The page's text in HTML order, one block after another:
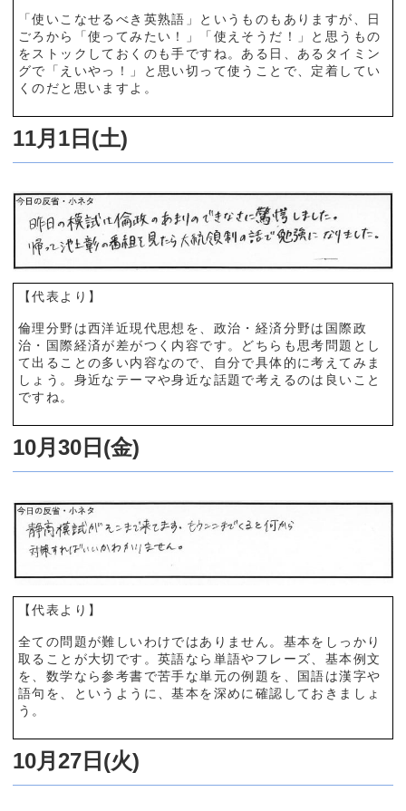
「使いこなせるべき英熟語」というものもありますが、日
ごろから「使ってみたい！」「使えそうだ！」と思うもの
をストックしておくのも手ですね。ある日、あるタイミン
グで「えいやっ！」と思い切って使うことで、定着してい
くのだと思いますよ。
11月1日(土)
【代表より】
倫理分野は西洋近現代思想を、政治・経済分野は国際政
治・国際経済が差がつく内容です。どちらも思考問題とし
て出ることの多い内容なので、自分で具体的に考えてみま
しょう。身近なテーマや身近な話題で考えるのは良いこと
ですね。
10月30日(金)
【代表より】
全ての問題が難しいわけではありません。基本をしっかり
取ることが大切です。英語なら単語やフレーズ、基本例文
を、数学なら参考書で苦手な単元の例題を、国語は漢字や
語句を、というように、基本を深めに確認しておきましょ
う。
10月27日(火)